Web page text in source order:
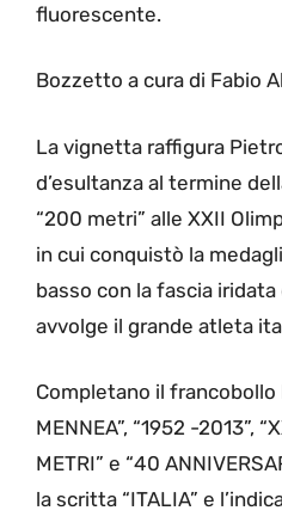
fluorescente.
Bozzetto a cura di Fabio
La vignetta raffigura
d’esultanza al termine
“200 metri” alle XXII
in cui conquistò la
basso con la fascia
avvolge il grande atleta
Completano il francobollo
MENNEA”, “1952 -2013”,
METRI” e “40
la scritta “ITALIA” e